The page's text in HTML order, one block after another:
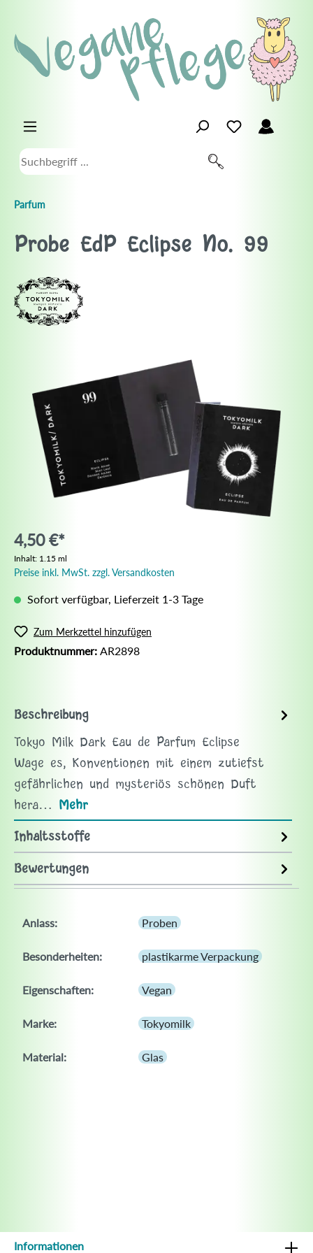
Parfum
Probe EdP Eclipse No. 99
4,50 €*
Inhalt: 1.15 ml
Preise inkl. MwSt. zzgl. Versandkosten
Sofort verfügbar, Lieferzeit 1-3 Tage
Zum Merkzettel hinzufügen
Produktnummer: AR2898
Beschreibung
Tokyo Milk Dark Eau de Parfum Eclipse
Wage es, Konventionen mit einem zutiefst
gefährlichen und mysteriös schönen Duft
hera… Mehr
Inhaltsstoffe
Bewertungen
Anlass: Proben
Besonderheiten: plastikarme Verpackung
Eigenschaften: Vegan
Marke: Tokyomilk
Material: Glas
Informationen